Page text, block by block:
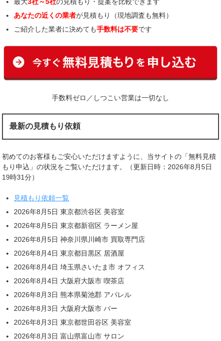
最大3社～5社の見積もり・提案を比較できます
あなたの近くの業者が見積もり（現地調査も無料）
ご紹介した業者に決めても手数料は不要です
手数料ゼロ／しつこい営業は一切なし
最新の見積もり依頼
初めてのお客様もご安心いただけますように、当サイトの「無料見積
もり申込」の状況をご覧いただけます。（更新日時：2026年8月5日
19時31分）
見積もり依頼一覧
2026年8月5日 東京都渋谷区 美容室
2026年8月5日 東京都新宿区 ラーメン屋
2026年8月5日 神奈川県川崎市 買取専門店
2026年8月4日 東京都目黒区 居酒屋
2026年8月4日 埼玉県さいたま市 オフィス
2026年8月4日 大阪府大阪市 喫茶店
2026年8月3日 熊本県菊池郡 アパレル
2026年8月3日 大阪府大阪市 バー
2026年8月3日 東京都世田谷区 美容室
2026年8月3日 富山県富山市 サロン